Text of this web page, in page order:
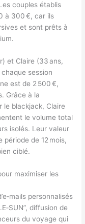
couples établis
à 300 €, car ils
et sont prêts à
et Claire (33 ans,
session
est de 2 500 €,
Grâce à la
le blackjack, Claire
le volume total
isolés. Leur valeur
période de 12 mois,
ciblé.
maximiser les
personnalisés
diffusion de
du voyage qui